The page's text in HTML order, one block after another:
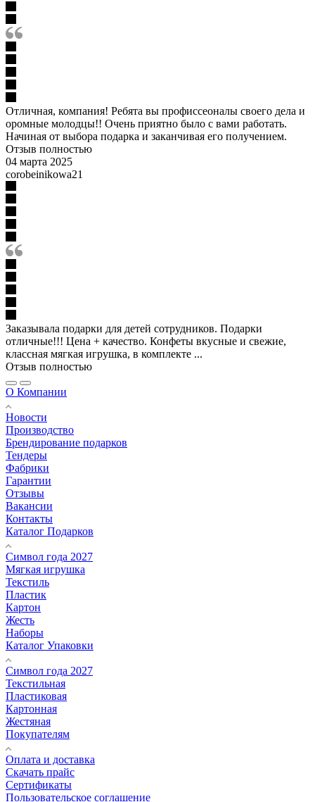
Отличная, компания! Ребята вы профиссеоналы своего дела и
оромные молодцы!! Очень приятно было с вами работать.
Начиная от выбора подарка и заканчивая его получением.
Отзыв полностью
04 марта 2025
corobeinikowa21
Заказывала подарки для детей сотрудников. Подарки
отличные!!! Цена + качество. Конфеты вкусные и свежие,
классная мягкая игрушка, в комплекте ...
Отзыв полностью
О Компании
Новости
Производство
Брендирование подарков
Тендеры
Фабрики
Гарантии
Отзывы
Вакансии
Контакты
Каталог Подарков
Символ года 2027
Мягкая игрушка
Текстиль
Пластик
Картон
Жесть
Наборы
Каталог Упаковки
Символ года 2027
Текстильная
Пластиковая
Картонная
Жестяная
Покупателям
Оплата и доставка
Скачать прайс
Сертификаты
Пользовательское соглашение